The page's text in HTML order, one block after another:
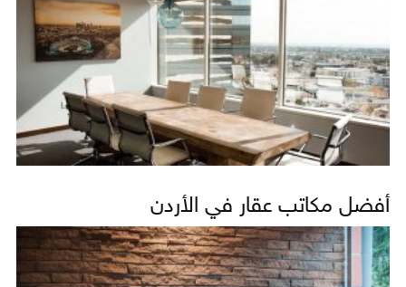
أفضل مكاتب عقار في الأردن